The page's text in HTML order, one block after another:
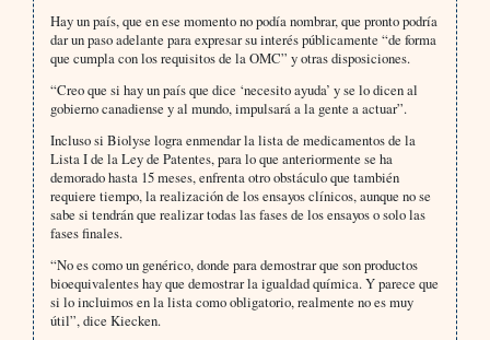
Hay un país, que en ese momento no podía nombrar, que pronto podría
dar un paso adelante para expresar su interés públicamente “de forma
que cumpla con los requisitos de la OMC” y otras disposiciones.
“Creo que si hay un país que dice ‘necesito ayuda’ y se lo dicen al
gobierno canadiense y al mundo, impulsará a la gente a actuar”.
Incluso si Biolyse logra enmendar la lista de medicamentos de la
Lista I de la Ley de Patentes, para lo que anteriormente se ha
demorado hasta 15 meses, enfrenta otro obstáculo que también
requiere tiempo, la realización de los ensayos clínicos, aunque no se
sabe si tendrán que realizar todas las fases de los ensayos o solo las
fases finales.
“No es como un genérico, donde para demostrar que son productos
bioequivalentes hay que demostrar la igualdad química. Y parece que
si lo incluimos en la lista como obligatorio, realmente no es muy
útil”, dice Kiecken.